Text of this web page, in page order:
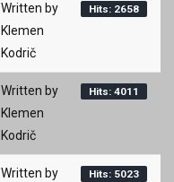
Written by
Klemen
Kodrič
Hits: 2658
Written by
Klemen
Kodrič
Hits: 4011
Written by
Hits: 5023